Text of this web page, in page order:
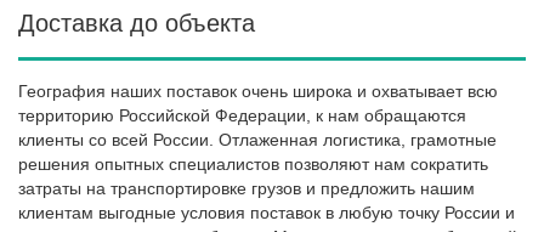
Доставка до объекта
География наших поставок очень широка и охватывает всю
территорию Российской Федерации, к нам обращаются
клиенты со всей России. Отлаженная логистика, грамотные
решения опытных специалистов позволяют нам сократить
затраты на транспортировке грузов и предложить нашим
клиентам выгодные условия поставок в любую точку России и